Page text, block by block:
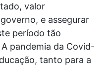
valor
e assegurar
período tão
pandemia da Covid-
tanto para a